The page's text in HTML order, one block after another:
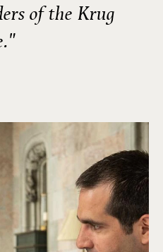
of the Krug